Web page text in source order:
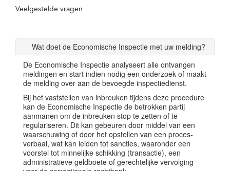
Veelgestelde vragen
Wat doet de Economische Inspectie met uw melding?
De Economische Inspectie analyseert alle ontvangen
meldingen en start indien nodig een onderzoek of maakt
de melding over aan de bevoegde inspectiedienst.
Bij het vaststellen van inbreuken tijdens deze procedure
kan de Economische Inspectie de betrokken partij
aanmanen om de inbreuken stop te zetten of te
regulariseren. Dit kan gebeuren door middel van een
waarschuwing of door het opstellen van een proces-
verbaal, wat kan leiden tot sancties, waaronder een
voorstel tot minnelijke schikking (transactie), een
administratieve geldboete of gerechtelijke vervolging